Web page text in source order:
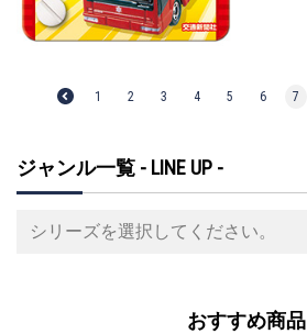
1 2 3 4 5 6 7
ジャンル一覧 - LINE UP -
おすすめ商品